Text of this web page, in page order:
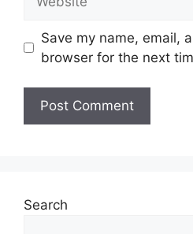
Save my name, email,
browser for the next
Search